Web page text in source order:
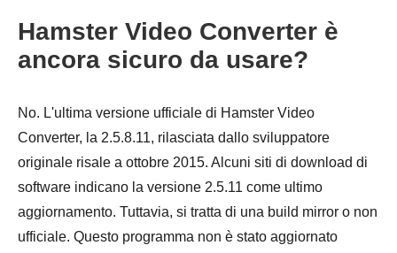
Hamster Video Converter è
ancora sicuro da usare?
No. L'ultima versione ufficiale di Hamster Video
Converter, la 2.5.8.11, rilasciata dallo sviluppatore
originale risale a ottobre 2015. Alcuni siti di download di
software indicano la versione 2.5.11 come ultimo
aggiornamento. Tuttavia, si tratta di una build mirror o non
ufficiale. Questo programma non è stato aggiornato